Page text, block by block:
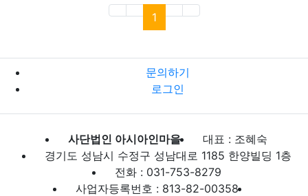
1(current)
문의하기
로그인
사단법인 아시아인마을
대표 : 조혜숙
경기도 성남시 수정구 성남대로 1185 한양빌딩 1층
전화 : 031-753-8279
사업자등록번호 : 813-82-00358